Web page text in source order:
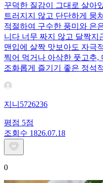
꾸덕한 질감이 그대로 살아
트러지지 않고 단단하게 뭉
적절하여 구수한 풍미와 은
니다 너무 짜지 않고 달짝지
맨입에 살짝 맛보아도 자극
찍어 먹거나 아삭한 풋고추,
조화롭게 즐기기 좋은 정석
지니5726236
평점 5점
조회수 1826.07.18
0